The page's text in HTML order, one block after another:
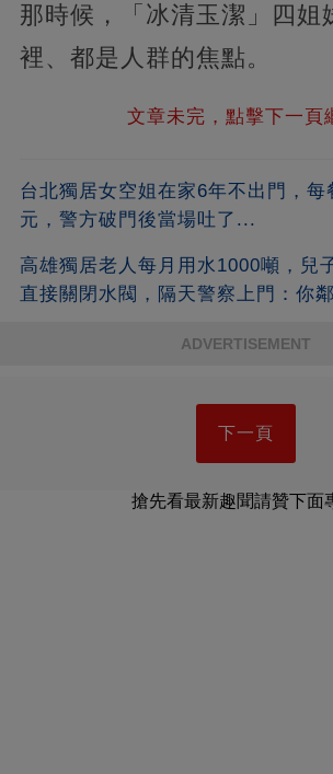
那時候，「冰清玉潔」四姐
裡、都是人群的焦點。
文章未完，點擊下一頁
台北獨居女空姐在家6年不出門，每
元，警方破門後當場吐了...
高雄獨居老人每月用水1000噸，兒
直接關閉水閥，隔天警察上門：你
ADVERTISEMENT
下一頁
搶先看最新趣聞請贊下面